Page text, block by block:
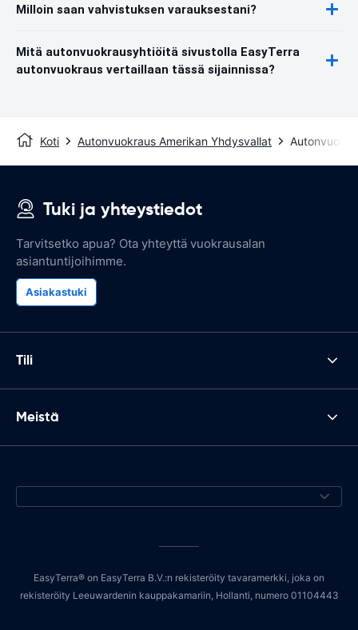
Milloin saan vahvistuksen varauksestani?
Mitä autonvuokrausyhtiöitä sivustolla EasyTerra
autonvuokraus vertaillaan tässä sijainnissa?
Koti Autonvuokraus Amerikan Yhdysvallat
Tuki ja yhteystiedot
Tarvitsetko apua? Ota yhteyttä vuokrausalan
asiantuntijoihimme.
Asiakastuki
Tili
Meistä
EasyTerra® on EasyTerra B.V.:n rekisteröity tavaramerkki, joka on
rekisteröity Leeuwardenin kauppakamariin, Hollanti, numero 01104443